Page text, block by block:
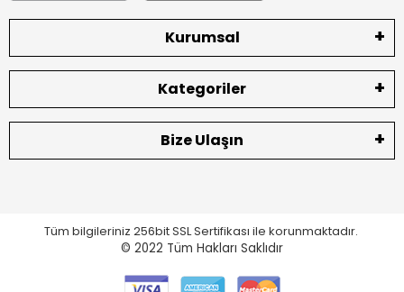
Kurumsal
Kategoriler
Bize Ulaşın
Tüm bilgileriniz 256bit SSL Sertifikası ile korunmaktadır.
© 2022 Tüm Hakları Saklıdır